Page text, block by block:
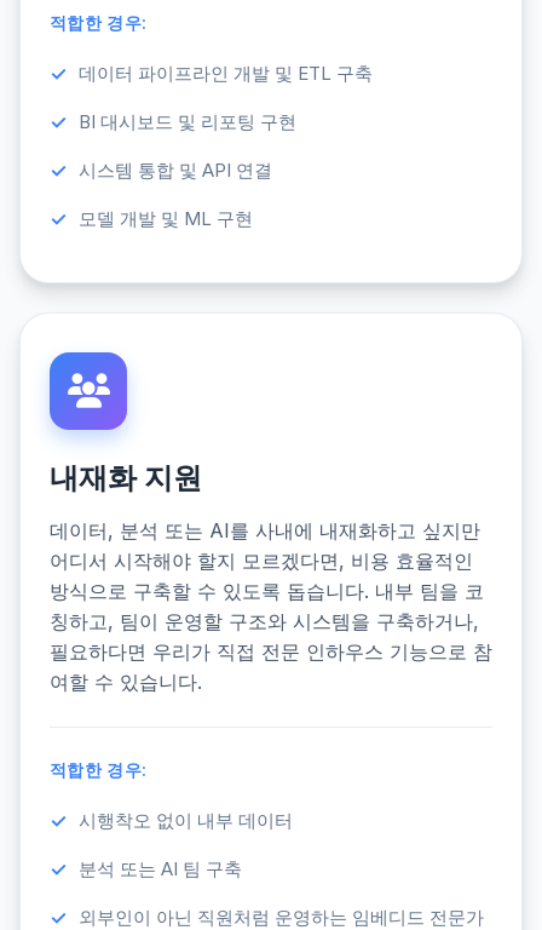
적합한 경우:
데이터 파이프라인 개발 및 ETL 구축
BI 대시보드 및 리포팅 구현
시스템 통합 및 API 연결
모델 개발 및 ML 구현
내재화 지원
데이터, 분석 또는 AI를 사내에 내재화하고 싶지만
어디서 시작해야 할지 모르겠다면, 비용 효율적인
방식으로 구축할 수 있도록 돕습니다. 내부 팀을 코
칭하고, 팀이 운영할 구조와 시스템을 구축하거나,
필요하다면 우리가 직접 전문 인하우스 기능으로 참
여할 수 있습니다.
적합한 경우:
시행착오 없이 내부 데이터
분석 또는 AI 팀 구축
외부인이 아닌 직원처럼 운영하는 임베디드 전문가